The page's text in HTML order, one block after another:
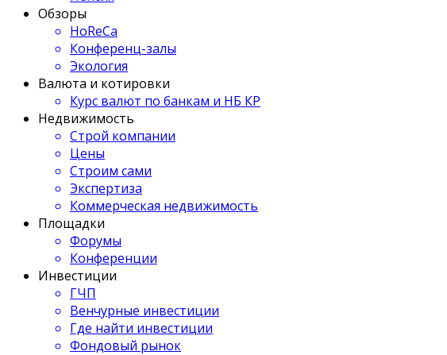
Обзоры
HoReCa
Конференц-залы
Экология
Валюта и котировки
Курс валют по банкам и НБ КР
Недвижимость
Строй компании
Цены
Строим сами
Экспертиза
Коммерческая недвижимость
Площадки
Форумы
Конференции
Инвестиции
ГЧП
Венчурные инвестиции
Где найти инвестиции
Фондовый рынок